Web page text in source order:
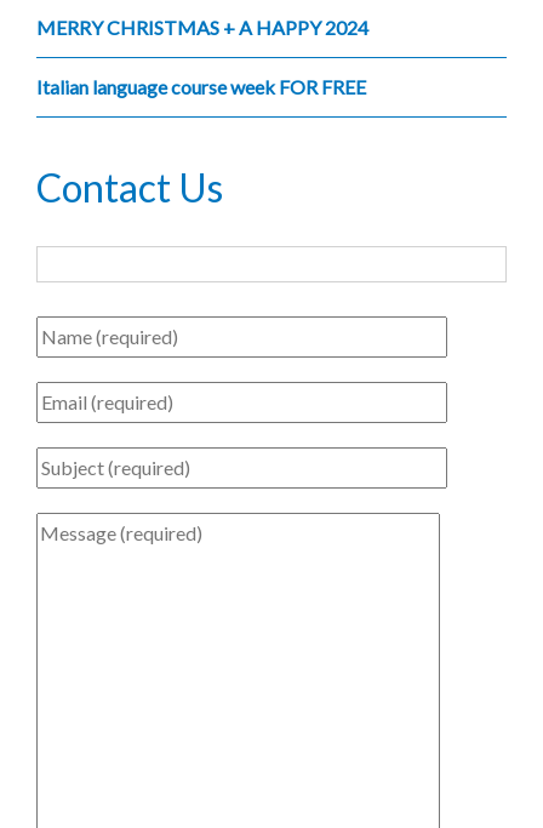
MERRY CHRISTMAS + A HAPPY 2024
Italian language course week FOR FREE
Contact Us